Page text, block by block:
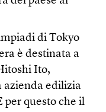
di Tokyo
è destinata a
Ito,
azienda edilizia
per questo che il